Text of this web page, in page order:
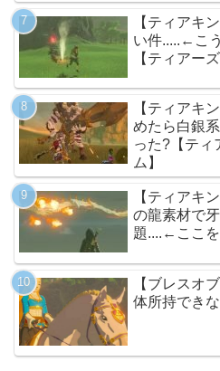
【ティアキ
い件.....←こ
【ティアー
【ティアキ
めたら白銀
った?【ティ
ム】
【ティアキ
の龍素材で
題....←ここ
【ブレスオ
体所持でき